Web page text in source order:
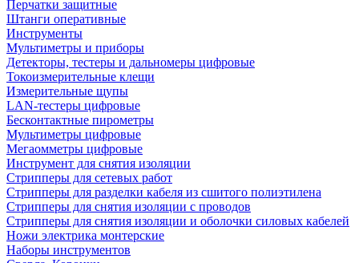
Перчатки защитные
Штанги оперативные
Инструменты
Мультиметры и приборы
Детекторы, тестеры и дальномеры цифровые
Токоизмерительные клещи
Измерительные щупы
LAN-тестеры цифровые
Бесконтактные пирометры
Мультиметры цифровые
Мегаомметры цифровые
Инструмент для снятия изоляции
Стрипперы для сетевых работ
Стрипперы для разделки кабеля из сшитого полиэтилена
Cтрипперы для снятия изоляции с проводов
Стрипперы для снятия изоляции и оболочки силовых кабелей
Ножи электрика монтерские
Наборы инструментов